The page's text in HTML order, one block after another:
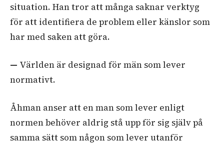
situation. Han tror att många saknar verktyg
för att identifiera de problem eller känslor som
har med saken att göra.
— Världen är designad för män som lever
normativt.
Åhman anser att en man som lever enligt
normen behöver aldrig stå upp för sig själv på
samma sätt som någon som lever utanför